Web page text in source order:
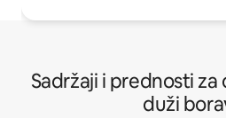
Sadržaji i prednosti za
duži